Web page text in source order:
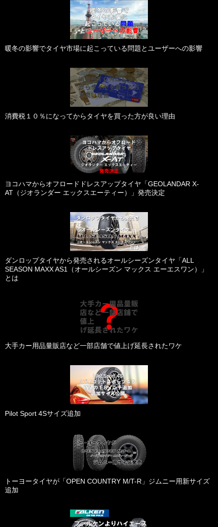
暖冬の影響でタイヤ市場に起こっている問題とユーザーへの影響
消費税１０％になってからタイヤを買った方が良い理由
ヨコハマからオフロードドレスアップタイヤ「GEOLANDAR X-
AT（ジオランダー エックスエーティー）」発売決定
ダンロップタイヤから発売されるオールシーズンタイヤ「ALL
SEASON MAXX AS1（オールシーズン マックス エーエスワン）」
とは
大手カー用品量販店など一部店舗で値上げ延長されたワケ
Pilot Sport 4Sサイズ追加
トーヨータイヤが「OPEN COUNTRY M/T-R」ジムニー用新サイズ
追加